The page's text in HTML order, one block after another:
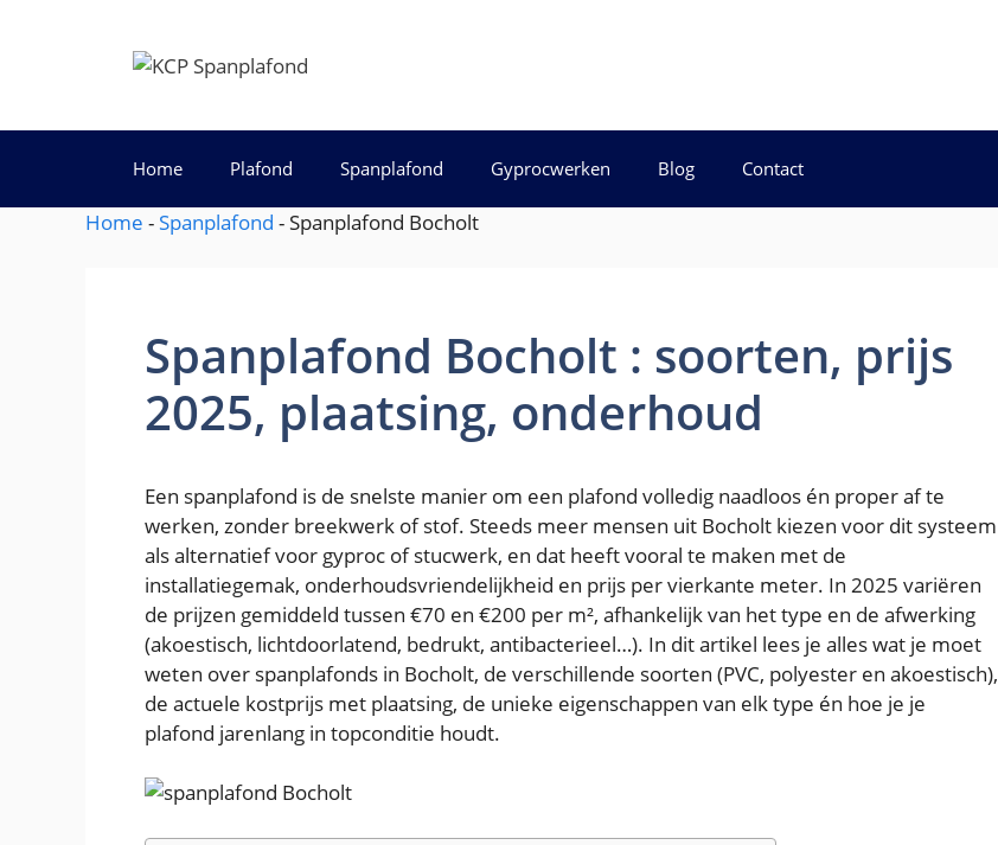
Home Plafond Spanplafond Gyprocwerken Blog Contact
Home -Spanplafond -Spanplafond Bocholt
Spanplafond Bocholt : soorten, prijs
2025, plaatsing, onderhoud
Een spanplafond is de snelste manier om een plafond volledig naadloos én proper af te
werken, zonder breekwerk of stof. Steeds meer mensen uit Bocholt kiezen voor dit systeem
als alternatief voor gyproc of stucwerk, en dat heeft vooral te maken met de
installatiegemak, onderhoudsvriendelijkheid en prijs per vierkante meter. In 2025 variëren
de prijzen gemiddeld tussen €70 en €200 per m², afhankelijk van het type en de afwerking
(akoestisch, lichtdoorlatend, bedrukt, antibacterieel…). In dit artikel lees je alles wat je moet
weten over spanplafonds in Bocholt, de verschillende soorten (PVC, polyester en akoestisch),
de actuele kostprijs met plaatsing, de unieke eigenschappen van elk type én hoe je je
plafond jarenlang in topconditie houdt.